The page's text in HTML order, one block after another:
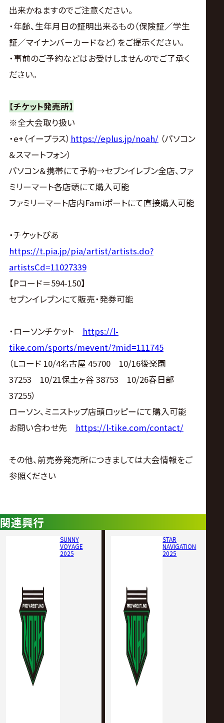
出来かねますのでご注意ください。
・年齢、生年月日の証明出来るもの（保険証／学生
証／マイナンバーカードなど）をご提示ください。
・事前のご予約などはお受けしませんのでご了承く
ださい。
【チケット発売所】
※全大会取り扱い
・e+（イープラス） https://eplus.jp/noah/（パソコン
＆スマートフォン）
パソコン＆携帯にて予約→セブンイレブン全店、ファ
ミリーマート各店頭にて購入可能
ファミリーマート店内Famiポートにて直接購入可能
・チケットぴあ
https://t.pia.jp/pia/artist/artists.do?
artistsCd=11027339
【Pコード＝594-150】
セブンイレブンにて販売・発券可能
・ローソンチケット https://l-
tike.com/sports/mevent/?mid=111745
（Lコード 10/4名古屋 45700 10/16後楽園
37253 10/21保土ヶ谷 38753 10/26春日部
37255）
ローソン、ミニストップ店頭ロッピーにて購入可能
お問い合わせ先 https://l-tike.com/contact/
その他、前売券発売所につきましては大会情報をご
参照ください
関連興行
SUNNY
VOYAGE
2025
STAR
NAVIGATION
2025